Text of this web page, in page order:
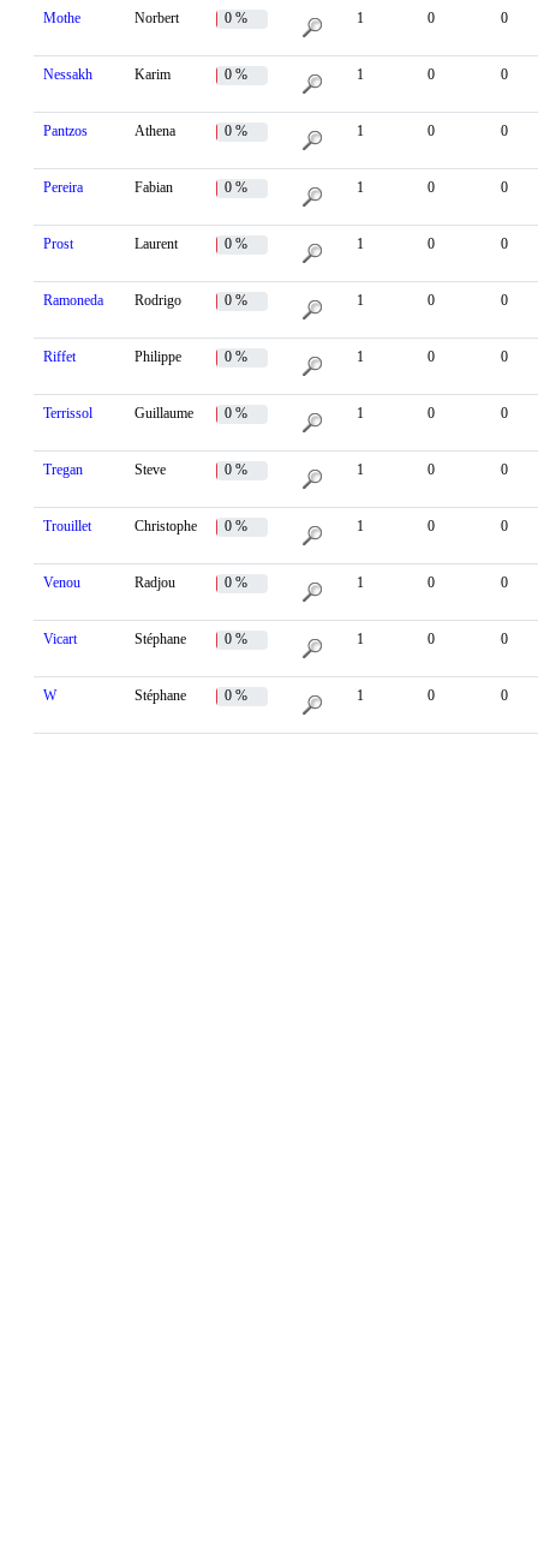
Mothe Norbert 0 % 1 0 0
Nessakh Karim 0 % 1 0 0
Pantzos Athena 0 % 1 0 0
Pereira Fabian 0 % 1 0 0
Prost Laurent 0 % 1 0 0
Ramoneda Rodrigo 0 % 1 0 0
Riffet Philippe 0 % 1 0 0
Terrissol Guillaume 0 % 1 0 0
Tregan Steve 0 % 1 0 0
Trouillet Christophe 0 % 1 0 0
Venou Radjou 0 % 1 0 0
Vicart Stéphane 0 % 1 0 0
W Stéphane 0 % 1 0 0